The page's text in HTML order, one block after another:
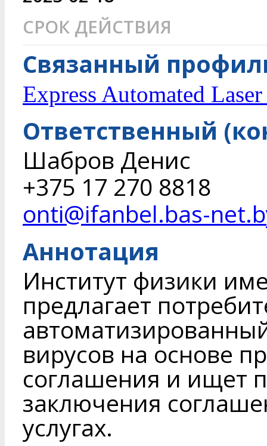
СРОК ДЕЙСТВИЯ
Связанный
Express Automated
Ответственный
Шабров Денис
+375 17 270 8818
onti@ifanbel.bas-
Аннотация
Институт физики
предлагает
вирусов на основе
соглашения и ищет
заключения
услугах.